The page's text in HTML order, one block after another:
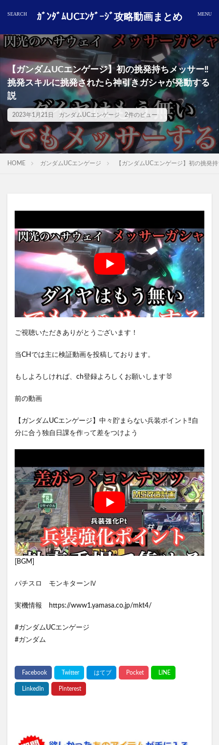
ｶﾞﾝﾀﾞﾑUCｴﾝｹﾞｰｼﾞ攻略動画まとめ
【ガンダムUCエンゲージ】初の挑発持ちメッサー‼️
挑発スキルに挑発されたら神引きガシャが発動する
説
2023年1月21日 ガンダムUCエンゲージ 2件のビュー
HOME ガンダムUCエンゲージ 【ガンダムUCエンゲージ】初の挑発
ご視聴いただきありがとうございます！
当CHでは主に検証動画を投稿しております。
もしよろしければ、ch登録よろしくお願いします🐰
前の動画
【ガンダムUCエンゲージ】中々貯まらない兵装ポイント‼️自
分に合う独自日課を作って差をつけよう
[BGM]
パチスロ モンキターンⅣ
実機情報 https://www1.yamasa.co.jp/mkt4/
#ガンダムUCエンゲージ
#ガンダム